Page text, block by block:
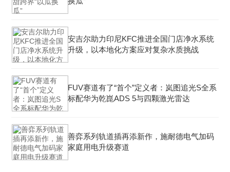
安吉尔助力印尼KFC推进全国门店净水系统
升级，以本地化方案应对复杂水质挑战
FUV赛道有了“首个”定义者：岚图追光S全系
标配华为乾崑ADS 5与四颗激光雷达
善弈系列轨道插再添新作，施耐德电气加码
家庭用电升级赛道